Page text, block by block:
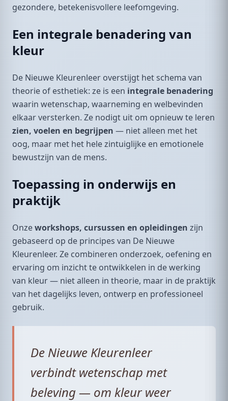
gezondere, betekenisvollere leefomgeving.
Een integrale benadering van
kleur
De Nieuwe Kleurenleer overstijgt het schema van
theorie of esthetiek: ze is een integrale benadering
waarin wetenschap, waarneming en welbevinden
elkaar versterken. Ze nodigt uit om opnieuw te leren
zien, voelen en begrijpen — niet alleen met het
oog, maar met het hele zintuiglijke en emotionele
bewustzijn van de mens.
Toepassing in onderwijs en
praktijk
Onzeworkshops, cursussen en opleidingen zijn
gebaseerd op de principes van De Nieuwe
Kleurenleer. Ze combineren onderzoek, oefening en
ervaring om inzicht te ontwikkelen in de werking
van kleur — niet alleen in theorie, maar in de praktijk
van het dagelijks leven, ontwerp en professioneel
gebruik.
De Nieuwe Kleurenleer
verbindt wetenschap met
beleving — om kleur weer